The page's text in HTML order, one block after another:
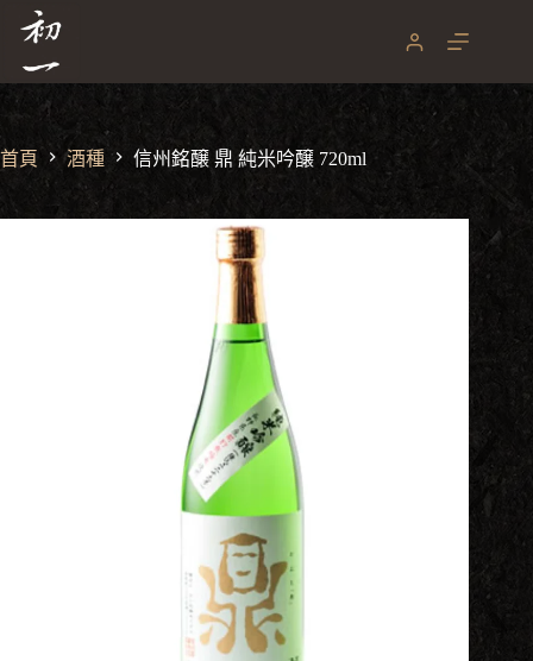
要
容
首頁 酒種 信州銘醸 鼎 純米吟醸 720ml